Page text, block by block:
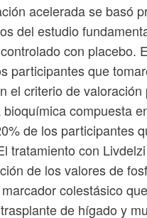
acelerada se basó
del estudio
con placebo.
participantes que
el criterio de valoración
bioquímica compuesta
de los participantes
tratamiento con
de los valores de
colestásico
de hígado y